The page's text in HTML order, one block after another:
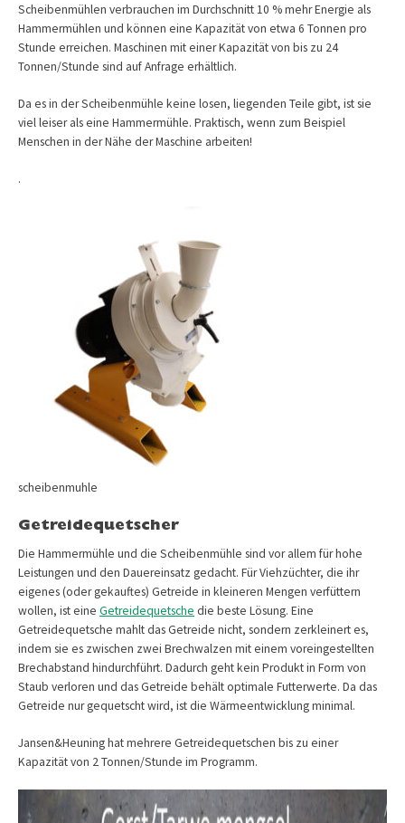
Scheibenmühlen verbrauchen im Durchschnitt 10 % mehr Energie als
Hammermühlen und können eine Kapazität von etwa 6 Tonnen pro
Stunde erreichen. Maschinen mit einer Kapazität von bis zu 24
Tonnen/Stunde sind auf Anfrage erhältlich.
Da es in der Scheibenmühle keine losen, liegenden Teile gibt, ist sie
viel leiser als eine Hammermühle. Praktisch, wenn zum Beispiel
Menschen in der Nähe der Maschine arbeiten!
.
scheibenmuhle
Getreidequetscher
Die Hammermühle und die Scheibenmühle sind vor allem für hohe
Leistungen und den Dauereinsatz gedacht. Für Viehzüchter, die ihr
eigenes (oder gekauftes) Getreide in kleineren Mengen verfüttern
wollen, ist eine Getreidequetsche die beste Lösung. Eine
Getreidequetsche mahlt das Getreide nicht, sondern zerkleinert es,
indem sie es zwischen zwei Brechwalzen mit einem voreingestellten
Brechabstand hindurchführt. Dadurch geht kein Produkt in Form von
Staub verloren und das Getreide behält optimale Futterwerte. Da das
Getreide nur gequetscht wird, ist die Wärmeentwicklung minimal.
Jansen&Heuning hat mehrere Getreidequetschen bis zu einer
Kapazität von 2 Tonnen/Stunde im Programm.